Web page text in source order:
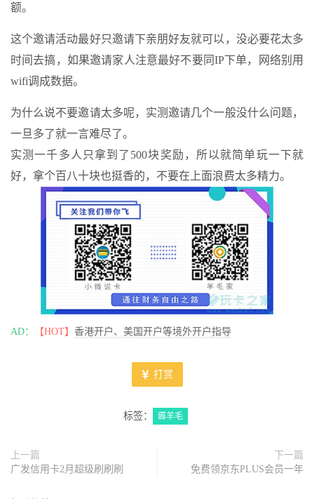
额。
这个邀请活动最好只邀请下亲朋好友就可以，没必要花太多
时间去搞，如果邀请家人注意最好不要同IP下单，网络别用
wifi调成数据。
为什么说不要邀请太多呢，实测邀请几个一般没什么问题，
一旦多了就一言难尽了。
实测一千多人只拿到了500块奖励，所以就简单玩一下就
好，拿个百八十块也挺香的，不要在上面浪费太多精力。
AD： 【HOT】 香港开户、美国开户等境外开户指导
打赏
标签： 薅羊毛
上一篇
广发信用卡2月超级刷刷刷
下一篇
免费领京东PLUS会员一年